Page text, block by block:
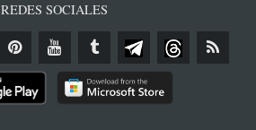
REDES SOCIALES